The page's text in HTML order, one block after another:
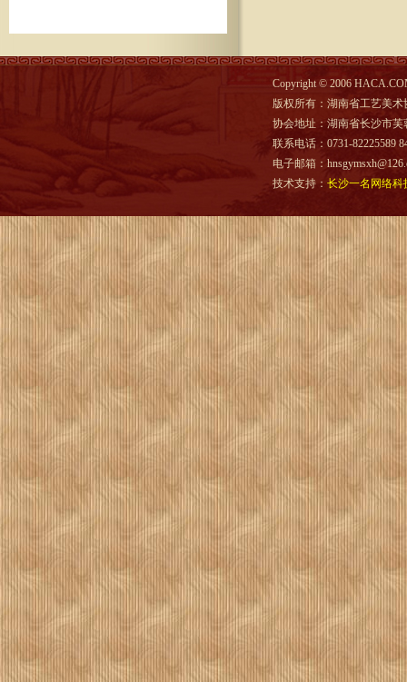
Copyright © 2006
版权所有：湖南省工艺美术
协会地址：湖南省长沙市芙
联系电话：0731-82225589
电子邮箱：
技术支持： 长沙一名网络科